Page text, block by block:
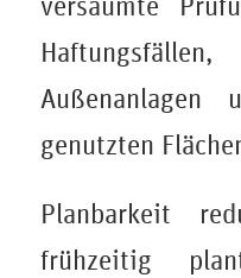
Außenanlagen
genutzten
Planbarkeit
frühzeitig